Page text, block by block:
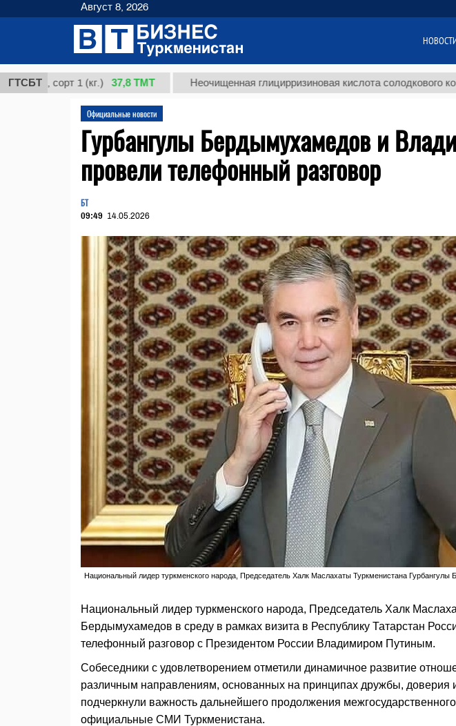
ГТСБТ
сорт 1 (кг.) 37,8 ТМТ Неочищенная глицирризиновая кислота солодкового корня
Официальные новости
Гурбангулы Бердымухамедов и
провели телефонный разговор
БТ
09:49 14.05.2026
Национальный лидер туркменского народа, Председатель Халк Маслахаты Туркменистана Гурбангулы
Национальный лидер туркменского народа, Председатель Халк
Бердымухамедов в среду в рамках визита в Республику Татарстан
телефонный разговор с Президентом России Владимиром Путиным.
Собеседники с удовлетворением отметили динамичное развитие
различным направлениям, основанных на принципах дружбы, доверия
подчеркнули важность дальнейшего продолжения
официальные СМИ Туркменистана.
Август 8, 2026